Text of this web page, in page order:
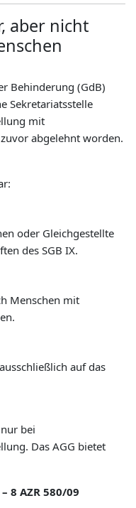
aber nicht
Behinderung (GdB)
Sekretariatsstelle
mit
abgelehnt worden.
oder Gleichgestellte
des SGB IX.
Menschen mit
auf das
bei
Das AGG bietet
8 AZR 580/09